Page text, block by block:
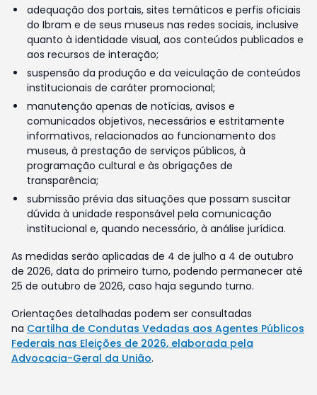
adequação dos portais, sites temáticos e perfis oficiais
do Ibram e de seus museus nas redes sociais, inclusive
quanto à identidade visual, aos conteúdos publicados e
aos recursos de interação;
suspensão da produção e da veiculação de conteúdos
institucionais de caráter promocional;
manutenção apenas de notícias, avisos e
comunicados objetivos, necessários e estritamente
informativos, relacionados ao funcionamento dos
museus, à prestação de serviços públicos, à
programação cultural e às obrigações de
transparência;
submissão prévia das situações que possam suscitar
dúvida à unidade responsável pela comunicação
institucional e, quando necessário, à análise jurídica.
As medidas serão aplicadas de 4 de julho a 4 de outubro
de 2026, data do primeiro turno, podendo permanecer até
25 de outubro de 2026, caso haja segundo turno.
Orientações detalhadas podem ser consultadas
na Cartilha de Condutas Vedadas aos Agentes Públicos
Federais nas Eleições de 2026, elaborada pela
Advocacia-Geral da União.